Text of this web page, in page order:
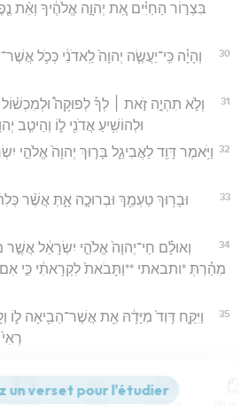
בִּצְר֣וֹר הַחַיִּ֗ים אֵ֚ת יְהוָ֣ה אֱלֹהֶ֔יךָ וְאֵ֨ת
30
וְהָיָ֗ה כִּֽי־יַעֲשֶׂ֤ה יְהוָה֙ לַֽאדֹנִ֔י כְּכֹ֛ל
31
וְלֹ֣א תִהְיֶ֣ה זֹ֣את ׀ לְךָ֡ לְפוּקָה֩
וּלְהוֹשִׁ֥יעַ אֲדֹנִ֖י ל֑וֹ וְהֵיטִ֤ב
32 וַיֹּ֥אמֶר דָּוִ֖ד לַאֲבִיגַ֑ל בָּר֤וּךְ יְהוָה֙ אֱלֹהֵ֣י
33
וּבָר֥וּךְ טַעְמֵ֖ךְ וּבְרוּכָ֣ה אָ֑תְּ אֲשֶׁ֨ר
34
וְאוּלָ֗ם חַי־יְהוָה֙ אֱלֹהֵ֣י יִשְׂרָאֵ֔ל אֲשֶׁ֣ר
מִהַ֗רְתְּ *ותבאתי **וַתָּבֹאת֙ לִקְרָאתִ֔י כִּ֣י
35
וַיִּקַּ֤ח דָּוִד֙ מִיָּדָ֔הּ אֵ֥ת אֲשֶׁר־הֵבִ֖יאָה ל֑וֹ
épouse Abigaïl
Commentaires Strong